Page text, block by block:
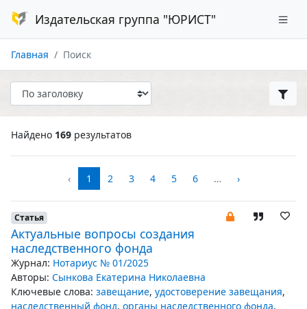
Издательская группа "ЮРИСТ"
Главная Поиск
Найдено 169 результатов
‹ 1 2 3 4 5 6 … ›
Статья
Актуальные вопросы создания
наследственного фонда
Журнал: Нотариус № 01/2025
Авторы: Сынкова Екатерина Николаевна
Ключевые слова: завещание, удостоверение завещания,
наследственный фонд, органы наследственного фонда,